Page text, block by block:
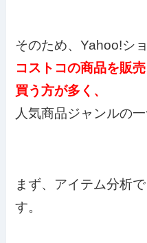
そのため、Yahoo!シ
コストコの商品を販
買う方が多く、
人気商品ジャンルの
まず、アイテム分析
す。